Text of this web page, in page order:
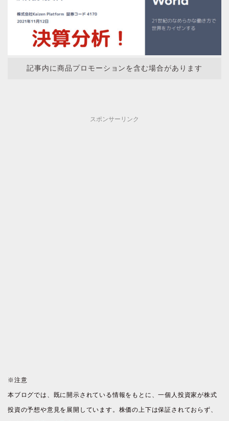
記事内に商品プロモーションを含む場合があります
スポンサーリンク
※注意
本ブログでは、既に開示されている情報をもとに、一個人投資家が株式
投資の予想や意見を展開しています。株価の上下は保証されておらず、